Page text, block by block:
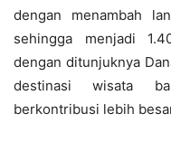
dengan menambah
sehingga menjadi
dengan ditunjuknya
destinasi wisata
berkontribusi lebih